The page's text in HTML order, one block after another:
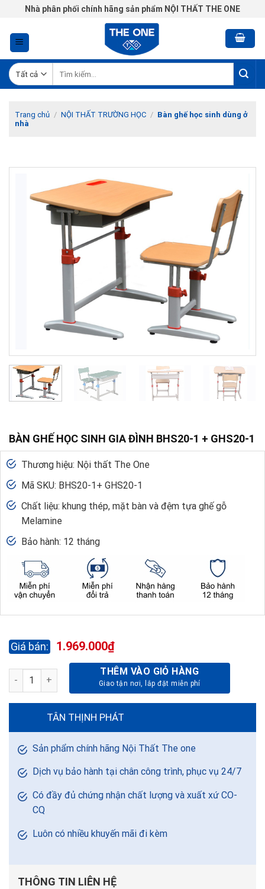
Chuyển
nội
dung
Nhà phân phối chính hãng sản phẩm NỘI THẤT THE ONE
kiếm:
Trang chủ / NỘI THẤT TRƯỜNG HỌC / Bàn ghế học sinh dùng ở
nhà
BÀN GHẾ HỌC SINH GIA ĐÌNH BHS20-1 + GHS20-1
Thương hiệu: Nội thất The One
Mã SKU: BHS20-1+ GHS20-1
Chất liệu: khung thép, mặt bàn và đệm tựa ghế gỗ
Melamine
Bảo hành: 12 tháng
1.969.000₫
BÀN GHẾ HỌC SINH GIA ĐÌNH BHS20-1 + GHS20-1 số lượng
THÊM VÀO GIỎ HÀNG
TÂN THỊNH PHÁT
Sản phẩm chính hãng Nội Thất The one
Dịch vụ bảo hành tại chân công trình, phục vụ 24/7
Có đầy đủ chứng nhận chất lượng và xuất xứ CO-
CQ
Luôn có nhiều khuyến mãi đi kèm
THÔNG TIN LIÊN HỆ